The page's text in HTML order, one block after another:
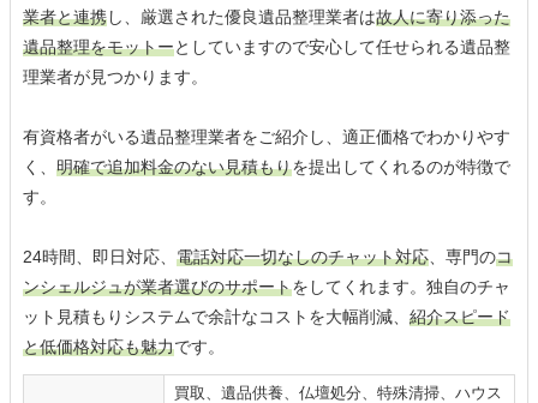
業者と連携し、厳選された優良遺品整理業者は故人に寄り添った
遺品整理をモットーとしていますので安心して任せられる遺品整
理業者が見つかります。
有資格者がいる遺品整理業者をご紹介し、適正価格でわかりやす
く、 明確で追加料金のない見積もりを提出してくれるのが特徴で
す。
24時間、即日対応、 電話対応一切なしのチャット対応 、専門のコ
ンシェルジュが業者選びのサポートをしてくれます。独自のチャ
ット見積もりシステムで余計なコストを大幅削減、 紹介スピード
と低価格対応も魅力です。
買取、遺品供養、仏壇処分、特殊清掃、ハウス